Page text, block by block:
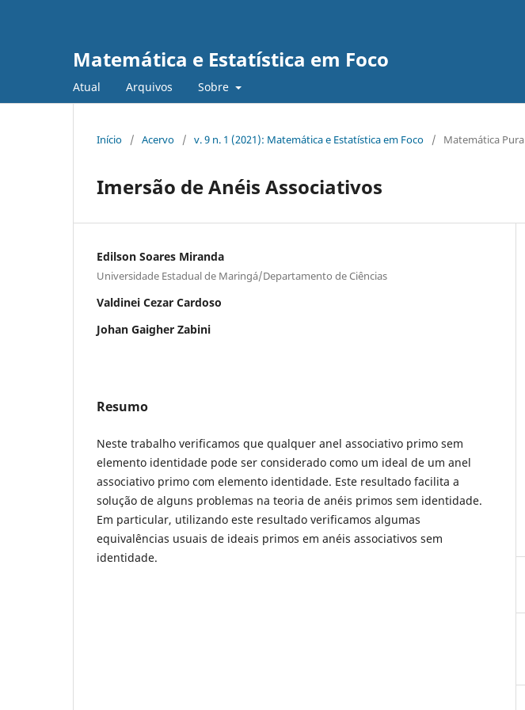
Matemática e Estatística em Foco
Atual Arquivos Sobre
Início / Acervo / v. 9 n. 1 (2021): Matemática e Estatística em Foco / Matemática Pura
Imersão de Anéis Associativos
Edilson Soares Miranda
Universidade Estadual de Maringá/Departamento de Ciências
Valdinei Cezar Cardoso
Johan Gaigher Zabini
Resumo
Neste trabalho verificamos que qualquer anel associativo primo sem
elemento identidade pode ser considerado como um ideal de um anel
associativo primo com elemento identidade. Este resultado facilita a
solução de alguns problemas na teoria de anéis primos sem identidade.
Em particular, utilizando este resultado verificamos algumas
equivalências usuais de ideais primos em anéis associativos sem
identidade.